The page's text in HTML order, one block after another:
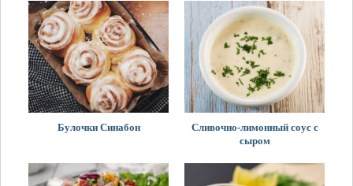
Булочки Синабон
Сливочно-лимонный соус с
сыром